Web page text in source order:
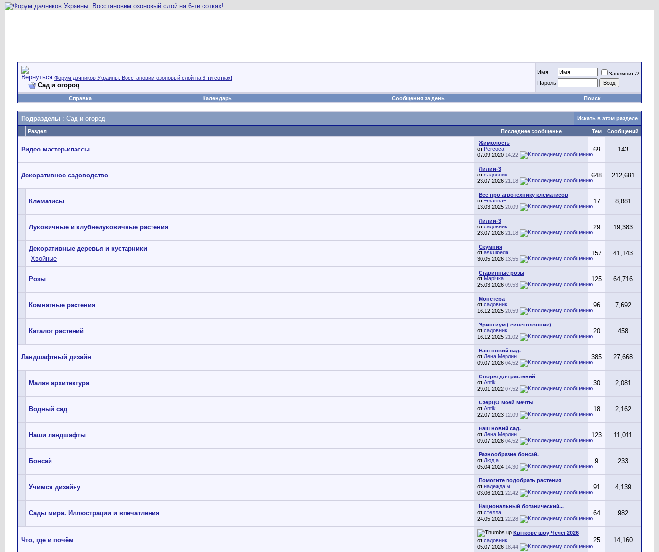
Форум дачников Украины. Восстановим озоновый слой на 6-ти сотках!
Сад и огород
Имя
Запомнить?
Пароль
Справка Календарь Сообщения за день Поиск
Подразделы : Сад и огород Искать в этом разделе
Раздел Последнее сообщение Тем Сообщений
Видео мастер-классы
Жимолость
от Percoca
07.09.2020 14:22
69 143
Декоративное садоводство
Лилии-3
от садовник
23.07.2026 21:18
648 212,691
Клематисы
Все про агротехнику клематисов
от =marina=
13.03.2025 20:09
17 8,881
Луковичные и клубнелуковичные растения
Лилии-3
от садовник
23.07.2026 21:18
29 19,383
Декоративные деревья и кустарники
Хвойные
Скумпия
от askulbeda
30.05.2026 13:55
157 41,143
Розы
Старинные розы
от Марічка
25.03.2026 09:53
125 64,716
Комнатные растения
Монстера
от садовник
16.12.2025 20:59
96 7,692
Каталог растений
Эрингиум ( синеголовник)
от садовник
16.12.2025 21:02
20 458
Ландшафтный дизайн
Наш новий сад.
от Лена Мерлин
09.07.2026 04:52
385 27,668
Малая архитектура
Опоры для растений
от Antik
29.01.2022 07:52
30 2,081
Водный сад
ОзерцО моей мечты
от Antik
22.07.2023 12:09
18 2,162
Наши ландшафты
Наш новий сад.
от Лена Мерлин
09.07.2026 04:52
123 11,011
Бонсай
Разнообразие бонсай.
от Люд.а
05.04.2024 14:30
9 233
Учимся дизайну
Помогите подобрать растения
от надежда м
03.06.2021 22:42
91 4,139
Сады мира. Иллюстрации и впечатления
Национальный ботанический...
от стелла
24.05.2021 22:28
64 982
Что, где и почём
Квіткове шоу Челсі 2026
от садовник
05.07.2026 18:44
25 14,160